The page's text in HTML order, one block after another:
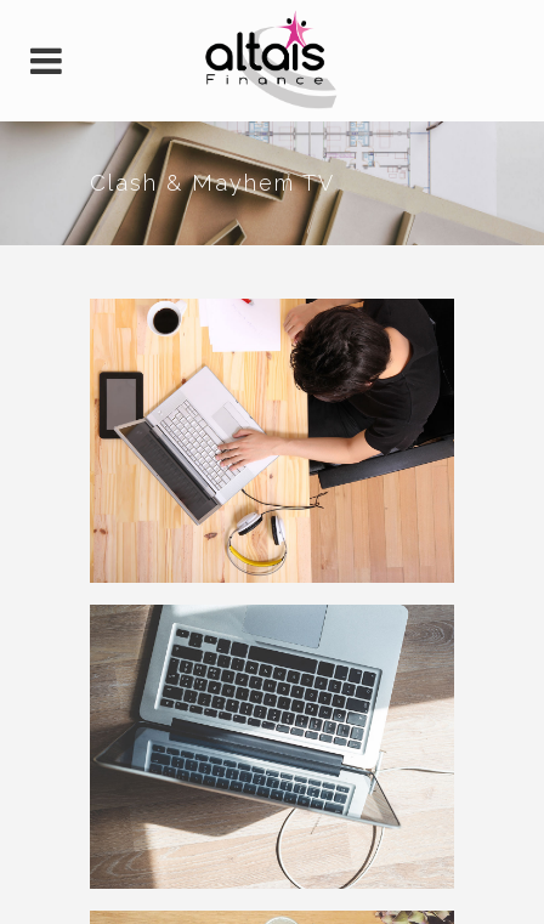
Clash & Mayhem TV